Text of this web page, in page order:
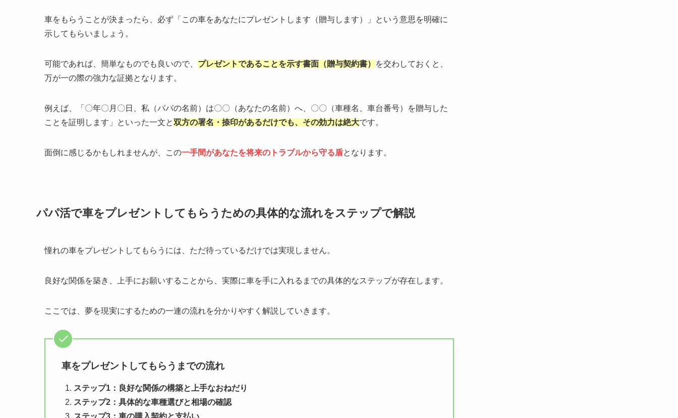
車をもらうことが決まったら、必ず「この車をあなたにプレゼントします（贈与します）」という意思を明確に
示してもらいましょう。
可能であれば、簡単なものでも良いので、 プレゼントであることを示す書面（贈与契約書）
を交わしておくと、
万が一の際の強力な証拠となります。
例えば、「〇年〇月〇日、私（パパの名前）は〇〇（あなたの名前）へ、〇〇（車種名、車台番号）を贈与した
ことを証明します」といった一文と双方の署名・捺印があるだけでも、その効力は絶大です。
面倒に感じるかもしれませんが、この一手間があなたを将来のトラブルから守る盾となります。
パパ活で車をプレゼントしてもらうための具体的な流れをステップで解説
憧れの車をプレゼントしてもらうには、ただ待っているだけでは実現しません。
良好な関係を築き、上手にお願いすることから、実際に車を手に入れるまでの具体的なステップが存在します。
ここでは、夢を現実にするための一連の流れを分かりやすく解説していきます。
車をプレゼントしてもらうまでの流れ
ステップ1：良好な関係の構築と上手なおねだり
ステップ2：具体的な車種選びと相場の確認
ステップ3：車の購入契約と支払い